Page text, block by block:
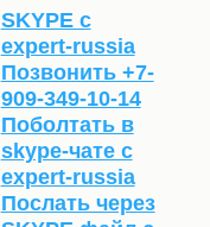
SKYPE с
expert-russia
Позвонить +7-
909-349-10-14
Поболтать в
skype-чате с
expert-russia
Послать через